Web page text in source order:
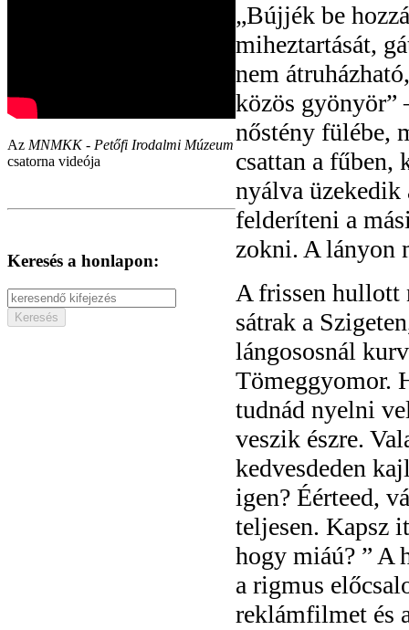
Az MNMKK - Petőfi Irodalmi Múzeum
csatorna videója
Keresés a honlapon:
„Bújjék be
miheztartását,
nem
közös gyönyör”
nőstény fülébe,
csattan a fűben,
nyálva
felderíteni a
zokni. A lányon
A frissen hullott
sátrak a
lángososnál
Tömeggyomor.
tudnád nyelni
veszik észre.
kedvesdeden
igen? Éérteed,
teljesen. Kapsz
hogy miáú? ” A
a rigmus
reklámfilmet és